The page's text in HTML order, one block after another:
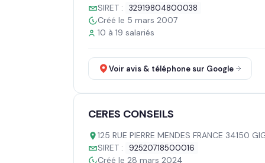
SIRET :
32919804800038
Créé le 5 mars 2007
10 à 19 salariés
Voir avis & téléphone sur Google
CERES CONSEILS
125 RUE PIERRE MENDES FRANCE 34150
SIRET :
92520718500016
Créé le 28 mars 2024